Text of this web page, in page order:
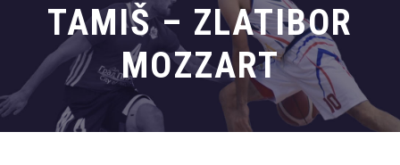
TAMIŠ – ZLATIBOR
MOZZART